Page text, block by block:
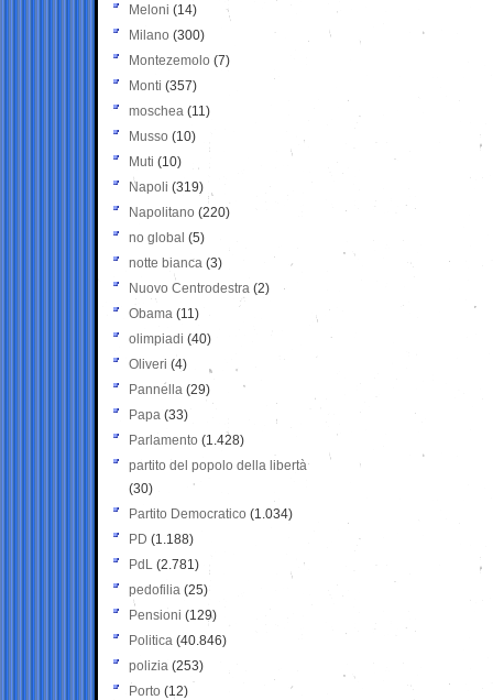
Meloni (14)
Milano (300)
Montezemolo (7)
Monti (357)
moschea (11)
Musso (10)
Muti (10)
Napoli (319)
Napolitano (220)
no global (5)
notte bianca (3)
Nuovo Centrodestra (2)
Obama (11)
olimpiadi (40)
Oliveri (4)
Pannella (29)
Papa (33)
Parlamento (1.428)
partito del popolo della libertà
(30)
Partito Democratico (1.034)
PD (1.188)
PdL (2.781)
pedofilia (25)
Pensioni (129)
Politica (40.846)
polizia (253)
Porto (12)